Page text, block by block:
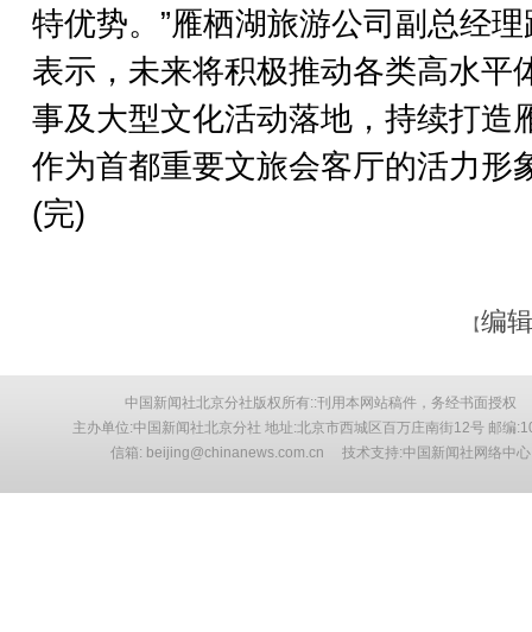
特优势。”雁栖湖旅游公司副总经
表示，未来将积极推动各类高水平
事及大型文化活动落地，持续打造
作为首都重要文旅会客厅的活力形
(完)
【编
中国新闻社北京分社版权所有::刊用本网站稿件，务经书面授权
主办单位:中国新闻社北京分社 地址:北京市西城区百万庄南街12号 邮编
信箱: beijing@chinanews.com.cn 技术支持:中国新闻社网络中心